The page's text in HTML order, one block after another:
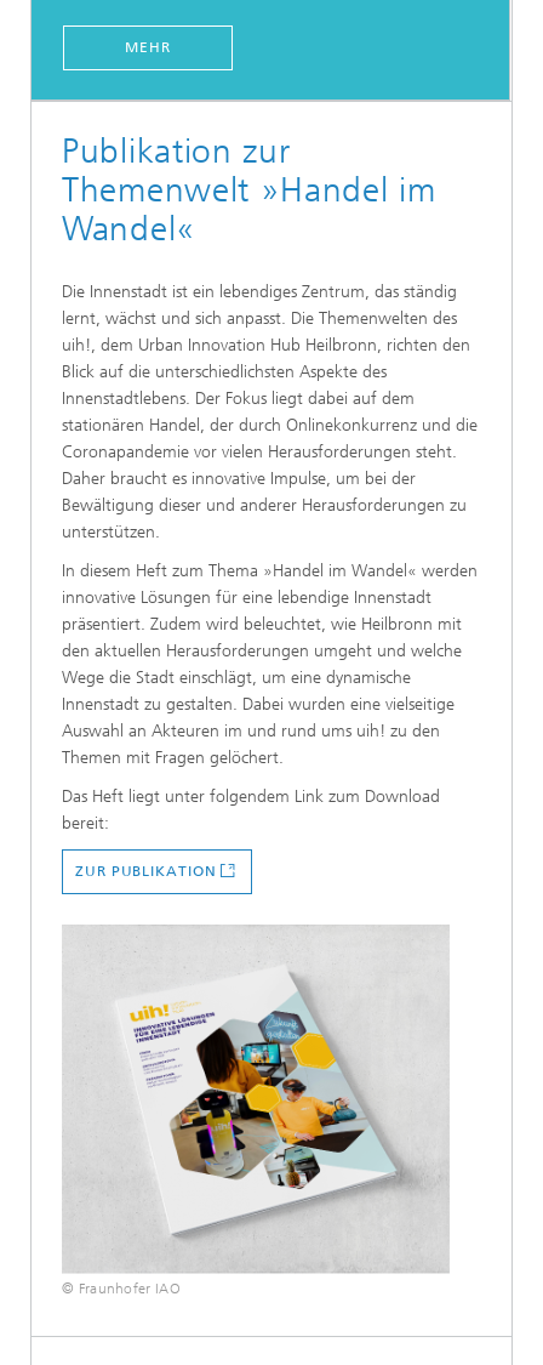
MEHR
Publikation zur
Themenwelt »Handel im
Wandel«
Die Innenstadt ist ein lebendiges Zentrum, das ständig
lernt, wächst und sich anpasst. Die Themenwelten des
uih!, dem Urban Innovation Hub Heilbronn, richten den
Blick auf die unterschiedlichsten Aspekte des
Innenstadtlebens. Der Fokus liegt dabei auf dem
stationären Handel, der durch Onlinekonkurrenz und die
Coronapandemie vor vielen Herausforderungen steht.
Daher braucht es innovative Impulse, um bei der
Bewältigung dieser und anderer Herausforderungen zu
unterstützen.
In diesem Heft zum Thema »Handel im Wandel« werden
innovative Lösungen für eine lebendige Innenstadt
präsentiert. Zudem wird beleuchtet, wie Heilbronn mit
den aktuellen Herausforderungen umgeht und welche
Wege die Stadt einschlägt, um eine dynamische
Innenstadt zu gestalten. Dabei wurden eine vielseitige
Auswahl an Akteuren im und rund ums uih! zu den
Themen mit Fragen gelöchert.
Das Heft liegt unter folgendem Link zum Download
bereit:
ZUR PUBLIKATION
© Fraunhofer IAO